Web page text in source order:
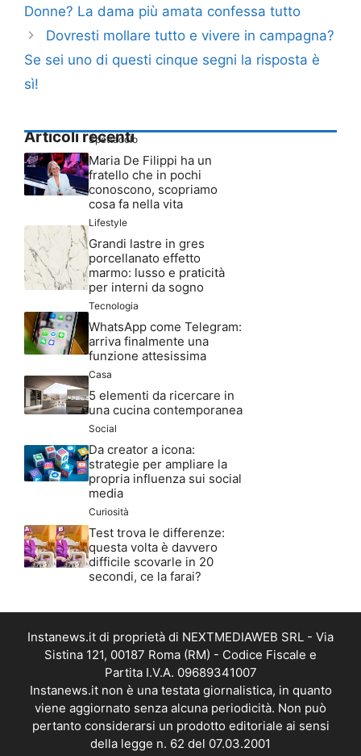
Donne? La dama più amata confessa tutto
Dovresti mollare tutto e vivere in campagna?
Se sei uno di questi cinque segni la risposta è
sì!
Articoli recenti
Spettacolo
Maria De Filippi ha un
fratello che in pochi
conoscono, scopriamo
cosa fa nella vita
Lifestyle
Grandi lastre in gres
porcellanato effetto
marmo: lusso e praticità
per interni da sogno
Tecnologia
WhatsApp come Telegram:
arriva finalmente una
funzione attesissima
Casa
5 elementi da ricercare in
una cucina contemporanea
Social
Da creator a icona:
strategie per ampliare la
propria influenza sui social
media
Curiosità
Test trova le differenze:
questa volta è davvero
difficile scovarle in 20
secondi, ce la farai?
Instanews.it di proprietà di NEXTMEDIAWEB SRL - Via
Sistina 121, 00187 Roma (RM) - Codice Fiscale e
Partita I.V.A. 09689341007
Instanews.it non è una testata giornalistica, in quanto
viene aggiornato senza alcuna periodicità. Non può
pertanto considerarsi un prodotto editoriale ai sensi
della legge n. 62 del 07.03.2001